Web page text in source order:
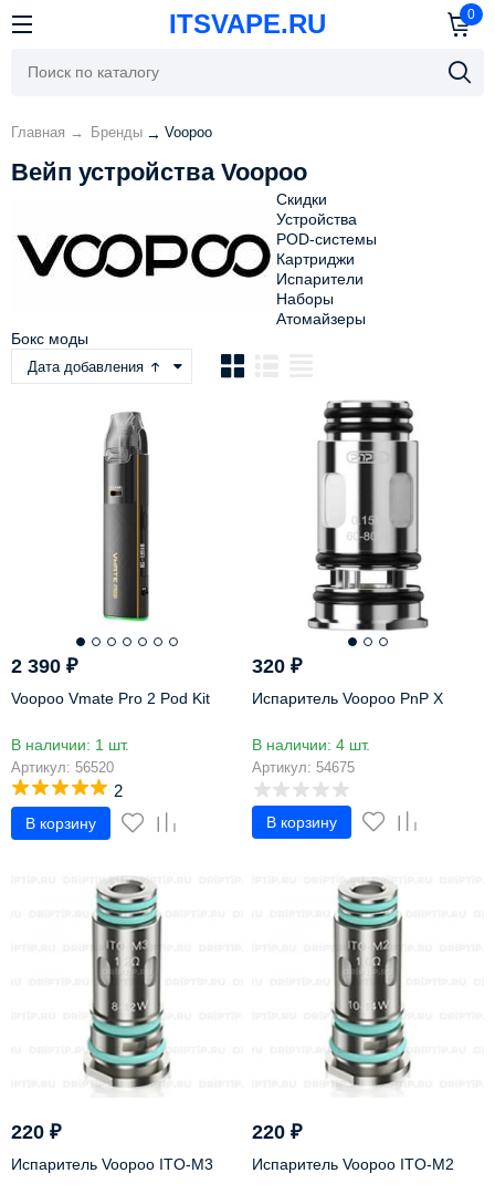
ITSVAPE.RU 0
Главная → Бренды → Voopoo
Вейп устройства Voopoo
Скидки
Устройства
POD-системы
Картриджи
Испарители
Наборы
Атомайзеры
Бокс моды
Дата добавления
2 390 ₽
Voopoo Vmate Pro 2 Pod Kit
В наличии: 1 шт.
Артикул: 56520
2
В корзину
320₽
Испаритель Voopoo PnP X
В наличии: 4 шт.
Артикул: 54675
В корзину
220 ₽
Испаритель Voopoo ITO-M3
220₽
Испаритель Voopoo ITO-M2